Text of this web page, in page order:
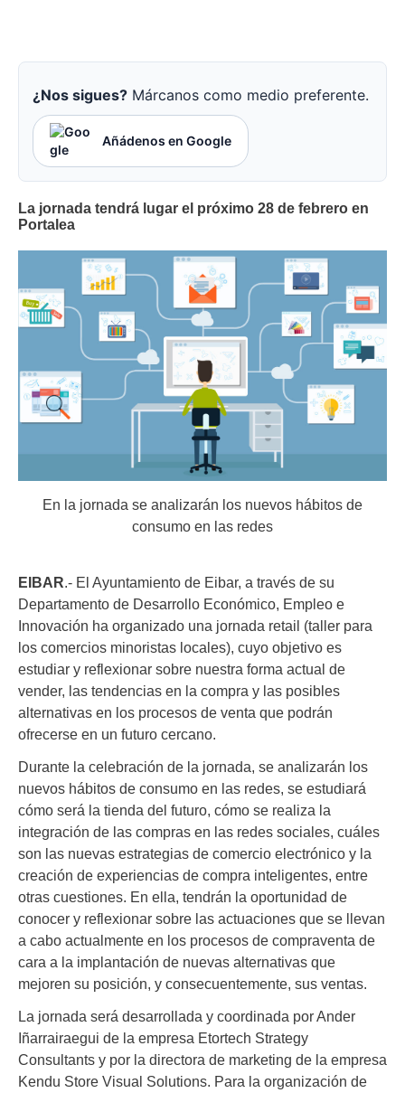
¿Nos sigues? Márcanos como medio preferente.
Añádenos en Google
La jornada tendrá lugar el próximo 28 de febrero en
Portalea
En la jornada se analizarán los nuevos hábitos de
consumo en las redes
EIBAR .- El Ayuntamiento de Eibar, a través de su
Departamento de Desarrollo Económico, Empleo e
Innovación ha organizado una jornada retail (taller para
los comercios minoristas locales), cuyo objetivo es
estudiar y reflexionar sobre nuestra forma actual de
vender, las tendencias en la compra y las posibles
alternativas en los procesos de venta que podrán
ofrecerse en un futuro cercano.
Durante la celebración de la jornada, se analizarán los
nuevos hábitos de consumo en las redes, se estudiará
cómo será la tienda del futuro, cómo se realiza la
integración de las compras en las redes sociales, cuáles
son las nuevas estrategias de comercio electrónico y la
creación de experiencias de compra inteligentes, entre
otras cuestiones. En ella, tendrán la oportunidad de
conocer y reflexionar sobre las actuaciones que se llevan
a cabo actualmente en los procesos de compraventa de
cara a la implantación de nuevas alternativas que
mejoren su posición, y consecuentemente, sus ventas.
La jornada será desarrollada y coordinada por Ander
Iñarrairaegui de la empresa Etortech Strategy
Consultants y por la directora de marketing de la empresa
Kendu Store Visual Solutions. Para la organización de